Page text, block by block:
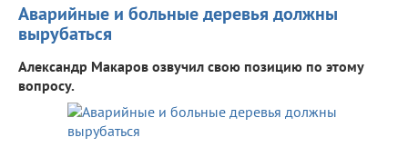
Аварийные и больные деревья должны
вырубаться
Александр Макаров озвучил свою позицию по этому
вопросу.